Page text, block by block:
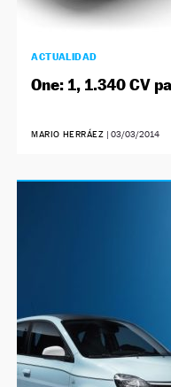
ACTUALIDAD
One: 1, 1.340 CV
MARIO HERRÁEZ | 03/03/2014